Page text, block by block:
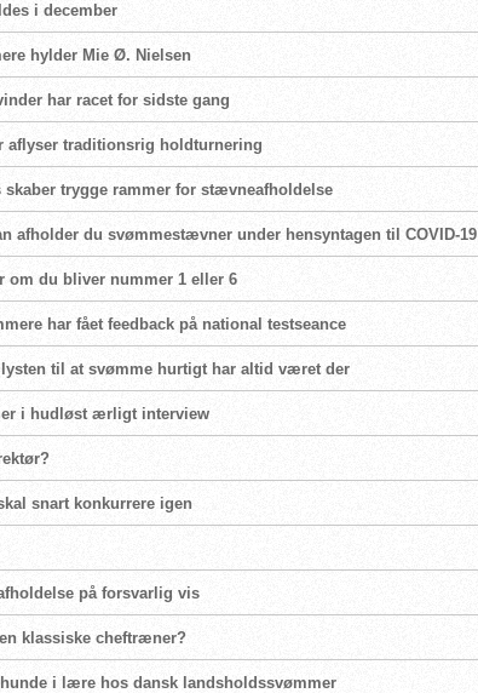
i december
hylder Mie Ø. Nielsen
har racet for sidste gang
aflyser traditionsrig holdturnering
skaber trygge rammer for stævneafholdelse
afholder du svømmestævner under hensyntagen til COVID-19
om du bliver nummer 1 eller 6
har fået feedback på national testseance
lysten til at svømme hurtigt har altid været der
i hudløst ærligt interview
snart konkurrere igen
på forsvarlig vis
klassiske cheftræner?
i lære hos dansk landsholdssvømmer